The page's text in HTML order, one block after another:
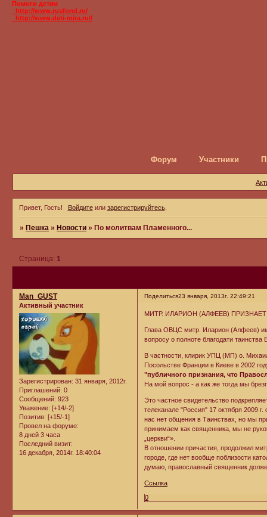
Помоги детям
_http://www.rusfond.ru/
_http://www.deti-mira.ru//
Форум Участники
Привет, Гость! Войдитеили зарегистрируйтесь.
» Пешка » Новости » По молитвам Пламенного...
Страница: 1
Поделиться23 января, 2013г. 22:49:21
Man_GUST
Активный участник
Зарегистрирован: 31 января, 2012г.
Приглашений: 0
Сообщений: 923
Уважение: [+14/-2]
Позитив: [+15/-1]
Провел на форуме:
8 дней 3 часа
Последний визит:
16 декабря, 2014г. 18:40:04
МИТР. ИЛАРИОН (АЛФЕЕВ)
Глава ОВЦС митр. Иларион (Алфеев)
вопросу о полноте благодати
В частности, клирик УПЦ (МП) о.
Посольстве Франции в Киеве в 2002
"публичного признания, что
На мой вопрос - а как же тогда мы
Это частное свидетельство
телеканале "Россия" 17 октября 2009
нас нет общения в Таинствах, но мы
принимаем как священника, мы не
„церкви“».
В отношении причастия, продолжил
городе, где нет вообще поблизости
думаю, православный священник
Ссылка
0